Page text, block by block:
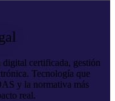
digital certificada, gestión
Tecnología que
y la normativa más
real.